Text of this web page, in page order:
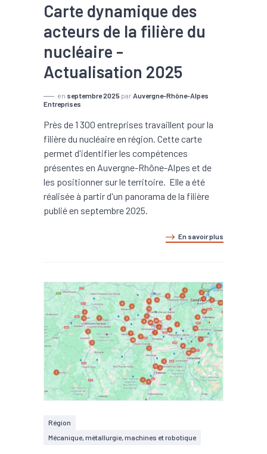
Carte dynamique des
acteurs de la filière du
nucléaire -
Actualisation 2025
en septembre 2025 par Auvergne-Rhône-Alpes
Entreprises
Près de 1 300 entreprises travaillent pour la
filière du nucléaire en région. Cette carte
permet d'identifier les compétences
présentes en Auvergne-Rhône-Alpes et de
les positionner sur le territoire. Elle a été
réalisée à partir d'un panorama de la filière
publié en septembre 2025.
En savoir plus
Région
Mécanique, métallurgie, machines et robotique